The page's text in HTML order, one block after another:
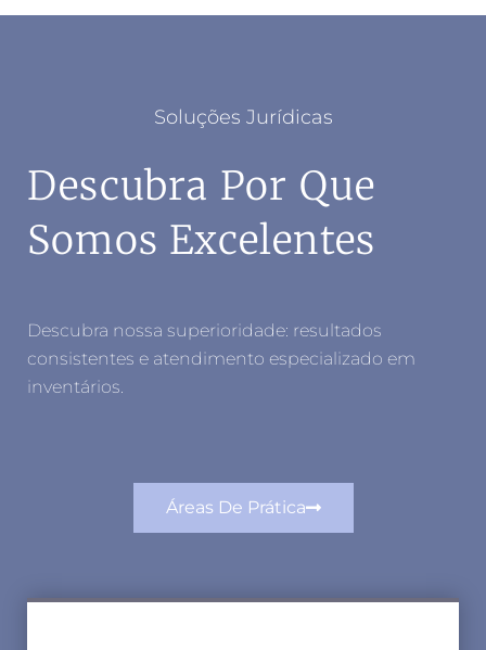
Soluções Jurídicas
Descubra Por Que
Somos Excelentes
Descubra nossa superioridade: resultados
consistentes e atendimento especializado em
inventários.
Áreas De Prática